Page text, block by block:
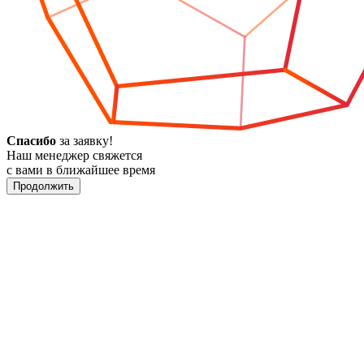
Спасибо за заявку!
Наш менеджер свяжется
с вами в ближайшее время
Продолжить